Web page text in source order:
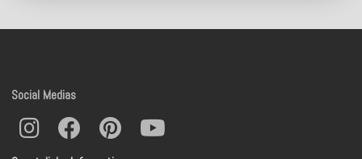
Social Medias